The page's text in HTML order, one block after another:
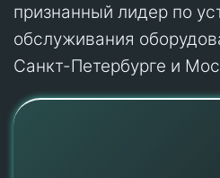
признанный лидер по
обслуживания
Санкт-Петербурге и